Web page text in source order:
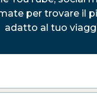
per trovare il
adatto al tuo